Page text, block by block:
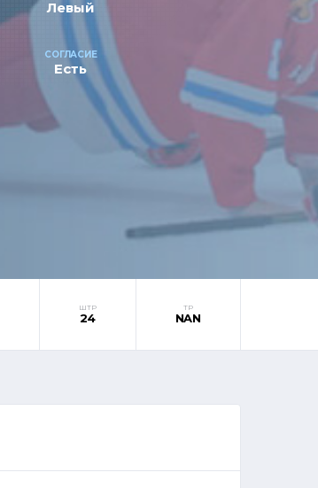
Левый
СОГЛАСИЕ
Есть
ШТР
24
ТР
NAN